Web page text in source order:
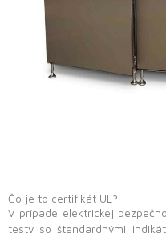
Čo je to certifikát UL?
V prípade elektrickej
testy so štandardnými